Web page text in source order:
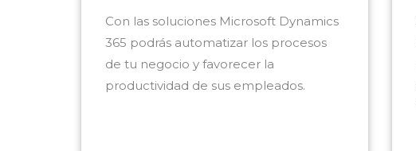
Con las soluciones Microsoft Dynamics
365 podrás automatizar los procesos
de tu negocio y favorecer la
productividad de sus empleados.